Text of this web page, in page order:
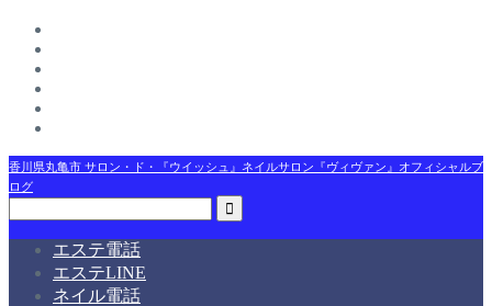
香川県丸亀市 サロン・ド・『ウイッシュ』ネイルサロン『ヴィヴァン』オフィシャルブ
ログ
エステ電話
エステLINE
ネイル電話